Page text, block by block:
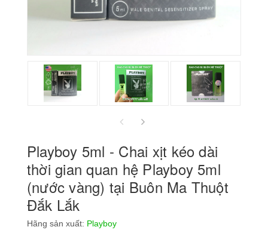
Playboy 5ml - Chai xịt kéo dài
thời gian quan hệ Playboy 5ml
(nước vàng) tại Buôn Ma Thuột
Đắk Lắk
Hãng sản xuất: Playboy